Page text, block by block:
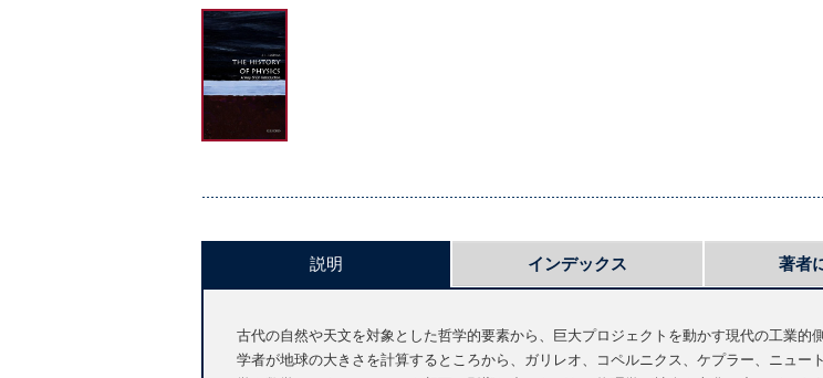
説明 インデックス 著者
古代の自然や天文を対象とした哲学的要素から、巨大プロジェクトを動かす現代の工業
学者が地球の大きさを計算するところから、ガリレオ、コペルニクス、ケプラー、ニュ